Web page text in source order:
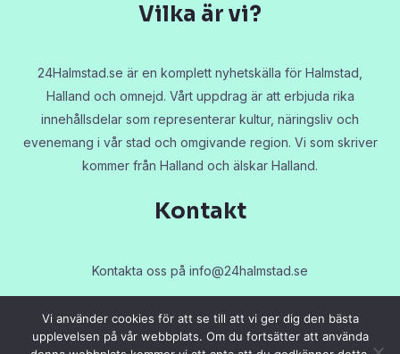
Vilka är vi?
24Halmstad.se är en komplett nyhetskälla för Halmstad,
Halland och omnejd. Vårt uppdrag är att erbjuda rika
innehållsdelar som representerar kultur, näringsliv och
evenemang i vår stad och omgivande region. Vi som skriver
kommer från Halland och älskar Halland.
Kontakt
Kontakta oss på info@24halmstad.se
Vi använder cookies för att se till att vi ger dig den bästa
upplevelsen på vår webbplats. Om du fortsätter att använda